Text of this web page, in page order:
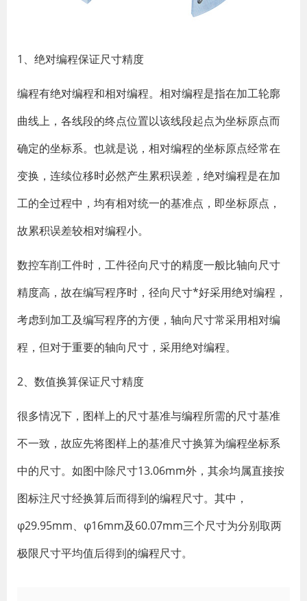
1、绝对编程保证尺寸精度
编程有绝对编程和相对编程。相对编程是指在加工轮廓
曲线上，各线段的终点位置以该线段起点为坐标原点而
确定的坐标系。也就是说，相对编程的坐标原点经常在
变换，连续位移时必然产生累积误差，绝对编程是在加
工的全过程中，均有相对统一的基准点，即坐标原点，
故累积误差较相对编程小。
数控车削工件时，工件径向尺寸的精度一般比轴向尺寸
精度高，故在编写程序时，径向尺寸*好采用绝对编程，
考虑到加工及编写程序的方便，轴向尺寸常采用相对编
程，但对于重要的轴向尺寸，采用绝对编程。
2、数值换算保证尺寸精度
很多情况下，图样上的尺寸基准与编程所需的尺寸基准
不一致，故应先将图样上的基准尺寸换算为编程坐标系
中的尺寸。如图中除尺寸13.06mm外，其余均属直接按
图标注尺寸经换算后而得到的编程尺寸。其中，
φ29.95mm、φ16mm及60.07mm三个尺寸为分别取两
极限尺寸平均值后得到的编程尺寸。